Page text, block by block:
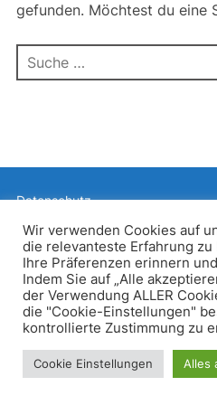
gefunden. Möchtest du eine
Suchen
nach:
Datenschutz
Inspiro WordPress
Wir verwenden Cookies auf
die relevanteste Erfahrung
Ihre Präferenzen erinnern
Indem Sie auf „Alle
der Verwendung ALLER
die "Cookie-Einstellungen"
kontrollierte Zustimmung zu
Cookie Einstellungen Alles